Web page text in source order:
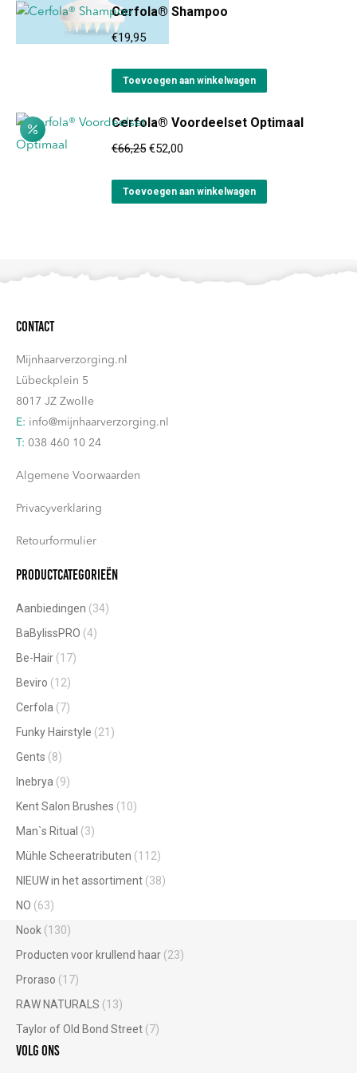
Cerfola® Shampoo
€19,95
Toevoegen aan winkelwagen
Cerfola® Voordeelset Optimaal
€66,25 Oorspronkelijke
was:
€52,00
is:
Toevoegen aan winkelwagen
Contact
Mijnhaarverzorging.nl
Lübeckplein 5
8017 JZ Zwolle
E: info@mijnhaarverzorging.nl
T: 038 460 10 24
Algemene Voorwaarden
Privacyverklaring
Retourformulier
Productcategorieën
Aanbiedingen (34)
BaBylissPRO (4)
Be-Hair (17)
Beviro (12)
Cerfola (7)
Funky Hairstyle (21)
Gents (8)
Inebrya (9)
Kent Salon Brushes (10)
Man`s Ritual (3)
Mühle Scheeratributen (112)
NIEUW in het assortiment (38)
NO (63)
Nook (130)
Producten voor krullend haar (23)
Proraso (17)
RAW NATURALS (13)
Taylor of Old Bond Street (7)
Volg ons